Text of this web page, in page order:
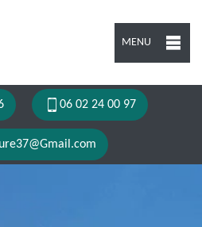
MENU
06 02 24 00 97